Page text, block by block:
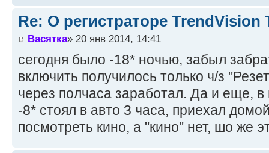
Re: О регистраторе TrendVision
Васятка» 20 янв 2014, 14:41
сегодня было -18* ночью, забыл
включить получилось только ч/з
через полчаса заработал. Да и еще,
-8* стоял в авто 3 часа, приехал
посмотреть кино, а "кино" нет, шо же